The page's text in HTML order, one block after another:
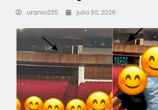
uranio235 julio 30, 2026